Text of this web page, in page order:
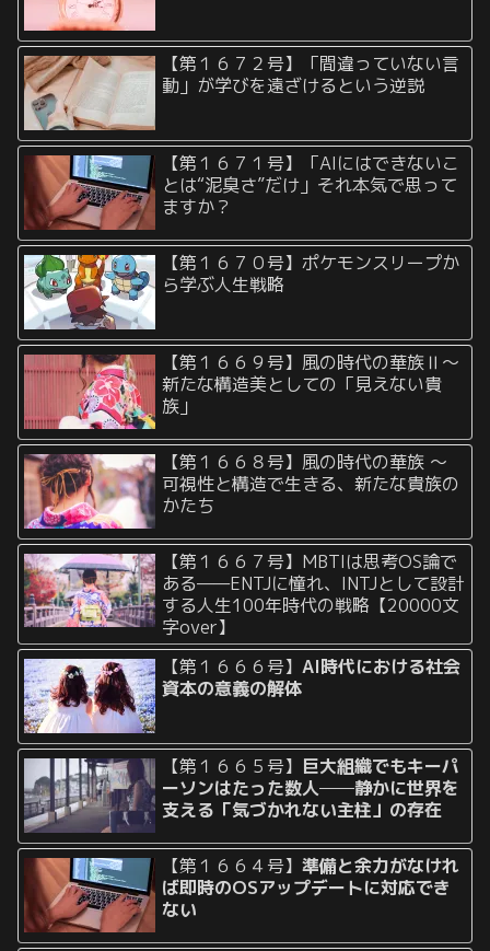
【第１６７２号】「間違っていない言
動」が学びを遠ざけるという逆説
【第１６７１号】「AIにはできないこ
とは“泥臭さ”だけ」それ本気で思って
ますか？
【第１６７０号】ポケモンスリープか
ら学ぶ人生戦略
【第１６６９号】風の時代の華族Ⅱ〜
新たな構造美としての「見えない貴
族」
【第１６６８号】風の時代の華族 〜
可視性と構造で生きる、新たな貴族の
かたち
【第１６６７号】MBTIは思考OS論で
ある——ENTJに憧れ、INTJとして設計
する人生100年時代の戦略【20000文
字over】
【第１６６６号】AI時代における社会
資本の意義の解体
【第１６６５号】 巨大組織でもキーパ
ーソンはたった数人──静かに世界を
支える「気づかれない主柱」の存在
【第１６６４号】準備と余力がなけれ
ば即時のOSアップデートに対応でき
ない